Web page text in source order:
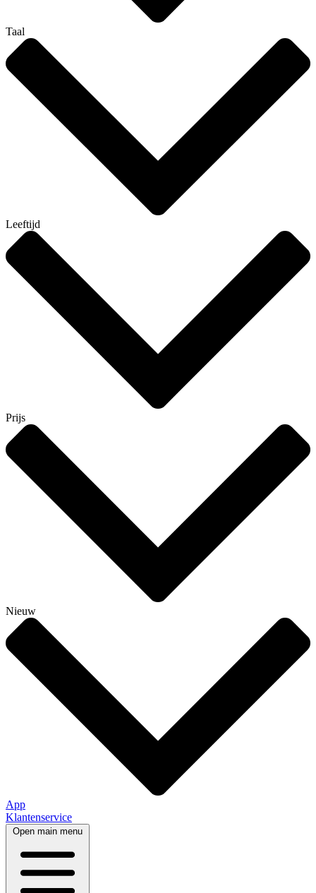
Taal
Leeftijd
Prijs
Nieuw
App
Klantenservice
Open main menu